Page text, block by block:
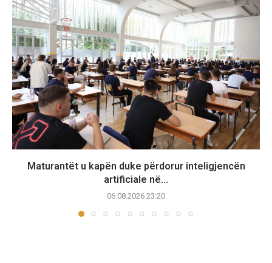
Maturantët u kapën duke përdorur inteligjencën
artificiale në...
06.08.2026 23:20